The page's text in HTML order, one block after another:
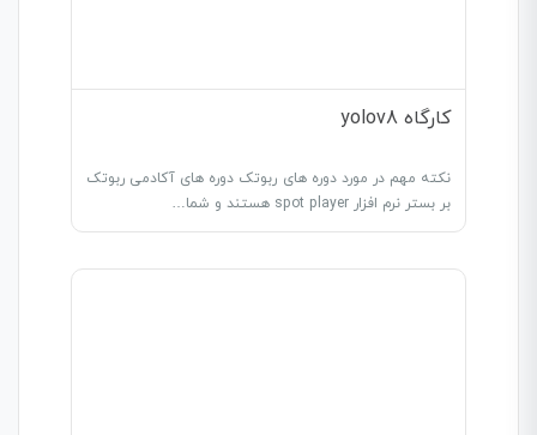
کارگاه yolov8
نکته مهم در مورد دوره های ربوتک دوره های آکادمی ربوتک
بر بستر نرم افزار spot player هستند و شما…